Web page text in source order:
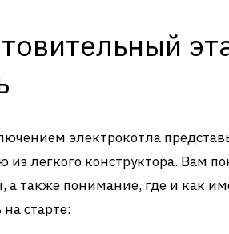
электрокотла
из легкого конструктора. Вам
а также понимание, где и как
на старте: